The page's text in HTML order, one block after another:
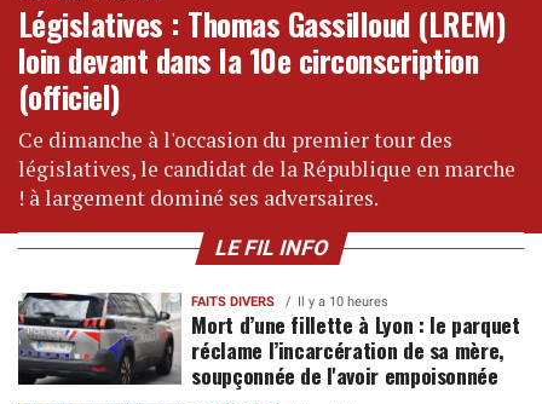
Législatives : Thomas Gassilloud (LREM)
loin devant dans la 10e circonscription
(officiel)
Ce dimanche à l'occasion du premier tour des
législatives, le candidat de la République en marche
! à largement dominé ses adversaires.
LE FIL INFO
FAITS DIVERS Il y a 10 heures
Mort d’une fillette à Lyon : le parquet
réclame l’incarcération de sa mère,
soupçonnée de l'avoir empoisonnée